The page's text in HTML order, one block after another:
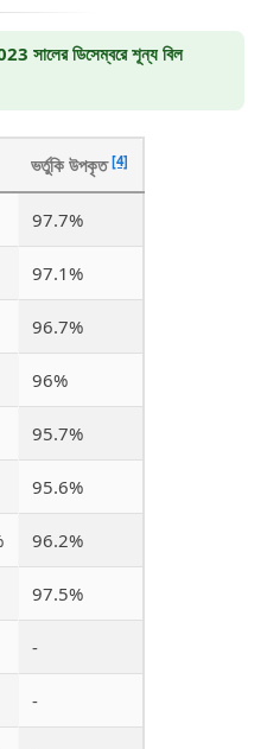
সালের ডিসেম্বরে শূন্য বিল
ভর্তুকি উপকৃত[4]
97.7%
97.1%
96.7%
96%
95.7%
95.6%
96.2%
97.5%
-
-